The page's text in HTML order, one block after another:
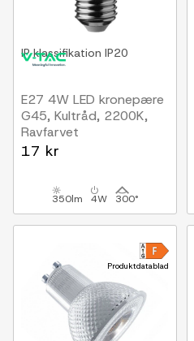
IP klassifikation IP20
E27 4W LED kronepære
G45, Kultråd, 2200K,
Ravfarvet
17 kr
350lm 4W 300°
Produktdatablad